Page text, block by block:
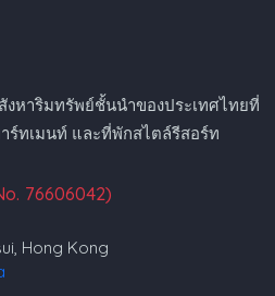
หาริมทรัพย์ชั้นนำของประเทศไทยที่
ร์ทเมนท์ และที่พักสไตล์รีสอร์ท
76606042)
Hong Kong